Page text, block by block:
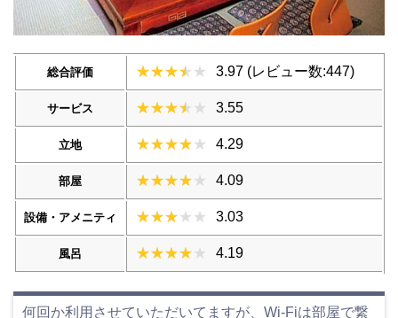
総合評価 3.97 (レビュー数:447)
サービス 3.55
立地 4.29
部屋 4.09
設備・アメニティ 3.03
風呂 4.19
何回か利用させていただいてますが、Wi-Fiは部屋で繋